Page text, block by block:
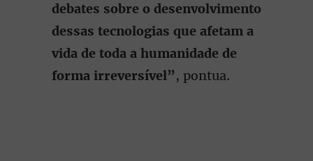
debates sobre o desenvolvimento
dessas tecnologias que afetam a
vida de toda a humanidade de
forma irreversível”, pontua.